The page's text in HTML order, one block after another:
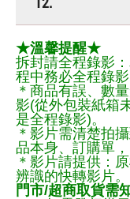
★溫馨提醒★
拆封請全程錄影
程中務必全程錄
＊商品有誤、數
影(從外包裝紙箱
是全程錄影)。
＊影片需清楚拍
品本身、訂購單，
＊影片請提供：
辨識的快轉影片。
門市/超商取貨需